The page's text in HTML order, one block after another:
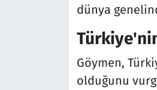
dünya
Göymen,
olduğunu